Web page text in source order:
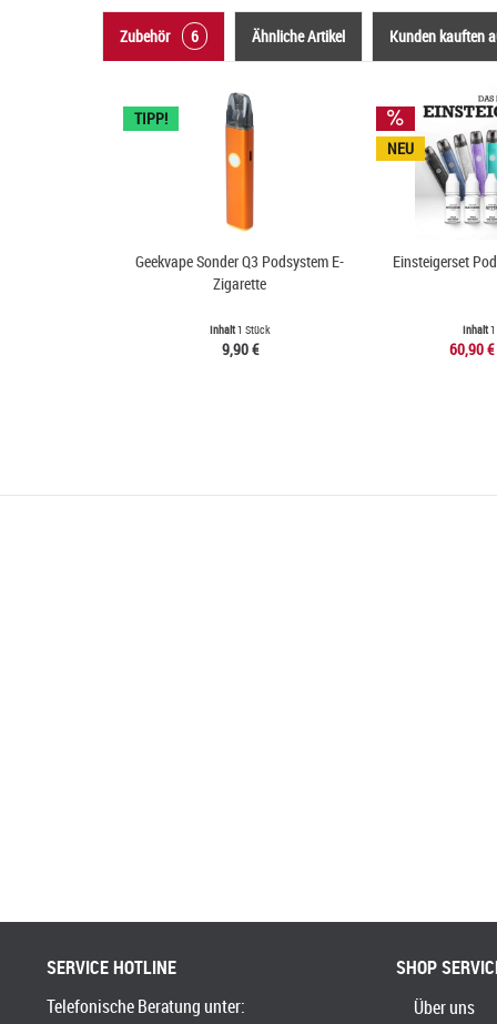
Zubehör 6 Ähnliche Artikel Kunden kauften
TIPP!
Geekvape Sonder Q3 Podsystem E-
Zigarette
Inhalt1 Stück
9,90 €
NEU
Einsteigerset
Inhalt
60,90 €
SERVICE HOTLINE
Telefonische Beratung unter:
SHOP
Über uns